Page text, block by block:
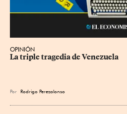
OPINIÓN
La triple tragedia de Venezuela
Por Rodrigo Perezalonso